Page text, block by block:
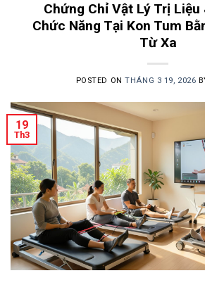
Chứng Chỉ Vật Lý Trị Liệu
Chức Năng Tại Kon Tum
Từ Xa
POSTED ONTHÁNG 3 19, 2026
19
Th3